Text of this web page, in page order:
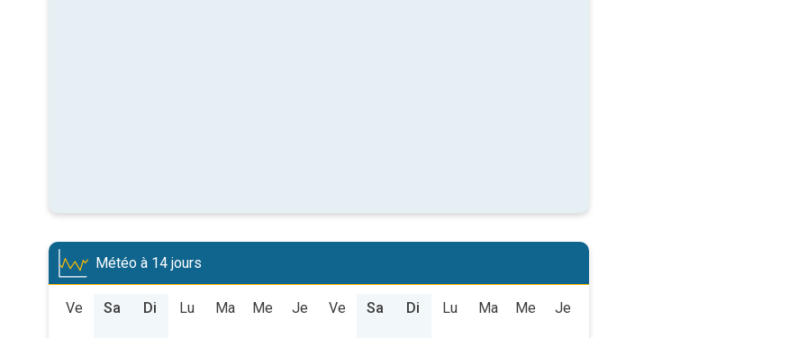
Météo à 14 jours
Ve Sa Di Lu Ma Me Je Ve Sa Di Lu Ma Me Je